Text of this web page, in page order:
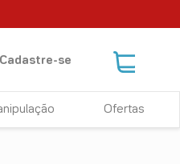
se
Ofertas